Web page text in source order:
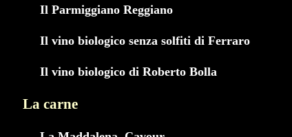
Il Parmiggiano Reggiano
Il vino biologico senza solfiti di Ferraro
Il vino biologico di Roberto Bolla
La carne